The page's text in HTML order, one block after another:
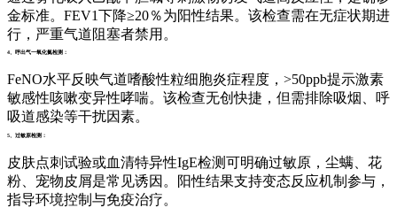
金标准。FEV1下降≥20％为阳性结果。该检查需在无症状期进
行，严重气道阻塞者禁用。
4、呼出气一氧化氮检测：
FeNO水平反映气道嗜酸性粒细胞炎症程度，>50ppb提示激素
敏感性咳嗽变异性哮喘。该检查无创快捷，但需排除吸烟、呼
吸道感染等干扰因素。
5、过敏原检测：
皮肤点刺试验或血清特异性IgE检测可明确过敏原，尘螨、花
粉、宠物皮屑是常见诱因。阳性结果支持变态反应机制参与，
指导环境控制与免疫治疗。